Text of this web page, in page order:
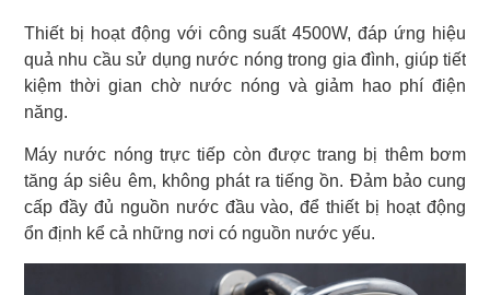
Thiết bị hoạt động với công suất 4500W, đáp ứng hiệu
quả nhu cầu sử dụng nước nóng trong gia đình, giúp tiết
kiệm thời gian chờ nước nóng và giảm hao phí điện
năng.
Máy nước nóng trực tiếp còn được trang bị thêm bơm
tăng áp siêu êm, không phát ra tiếng ồn. Đảm bảo cung
cấp đầy đủ nguồn nước đầu vào, để thiết bị hoạt động
ổn định kể cả những nơi có nguồn nước yếu.